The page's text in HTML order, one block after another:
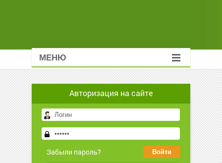
МЕНЮ
Авторизация на сайте
Забыли пароль?